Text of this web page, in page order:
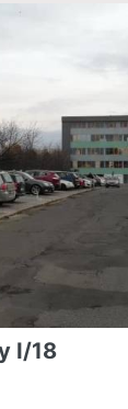
I/18